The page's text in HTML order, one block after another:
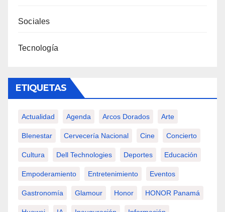
Sociales
Tecnología
ETIQUETAS
Actualidad Agenda Arcos Dorados Arte
BIenestar Cervecería Nacional Cine Concierto
Cultura Dell Technologies Deportes Educación
Empoderamiento Entretenimiento Eventos
Gastronomía Glamour Honor HONOR Panamá